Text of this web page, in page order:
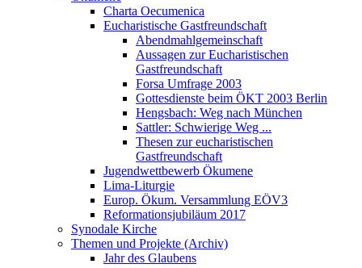
Charta Oecumenica
Eucharistische Gastfreundschaft
Abendmahlgemeinschaft
Aussagen zur Eucharistischen
Gastfreundschaft
Forsa Umfrage 2003
Gottesdienste beim ÖKT 2003 Berlin
Hengsbach: Weg nach München
Sattler: Schwierige Weg ...
Thesen zur eucharistischen
Gastfreundschaft
Jugendwettbewerb Ökumene
Lima-Liturgie
Europ. Ökum. Versammlung EÖV3
Reformationsjubiläum 2017
Synodale Kirche
Themen und Projekte (Archiv)
Jahr des Glaubens